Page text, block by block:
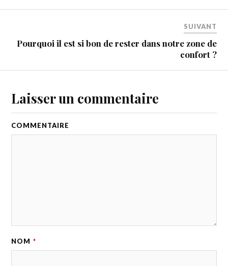
SUIVANT
Pourquoi il est si bon de rester dans notre zone de
confort ?
Laisser un commentaire
COMMENTAIRE
NOM *